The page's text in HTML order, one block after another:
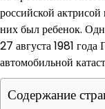
российской
них был ребенок.
27 августа 1981
автомобильной
Содержание